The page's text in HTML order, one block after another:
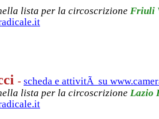
lista per la circoscrizione Friuli
- scheda e attivitÃ su
lista per la circoscrizione Lazio